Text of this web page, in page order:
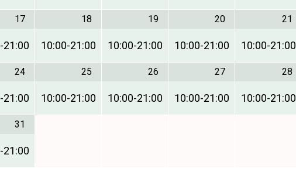
17
-21:00
18
10:00-21:00
19
10:00-21:00
20
10:00-21:00
21
10:00-21:00
24
-21:00
25
10:00-21:00
26
10:00-21:00
27
10:00-21:00
28
10:00-21:00
31
-21:00